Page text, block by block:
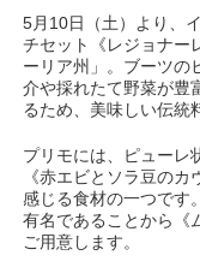
5月10日（土）より、
チセット《レジョナー
ーリア州」。ブーツの
介や採れたて野菜が豊
るため、美味しい伝統
プリモには、ピューレ
《赤エビとソラ豆の
感じる食材の一つです
有名であることから《
ご用意します。